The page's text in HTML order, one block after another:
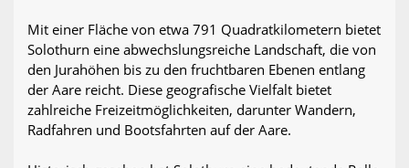
Mit einer Fläche von etwa 791 Quadratkilometern bietet
Solothurn eine abwechslungsreiche Landschaft, die von
den Jurahöhen bis zu den fruchtbaren Ebenen entlang
der Aare reicht. Diese geografische Vielfalt bietet
zahlreiche Freizeitmöglichkeiten, darunter Wandern,
Radfahren und Bootsfahrten auf der Aare.